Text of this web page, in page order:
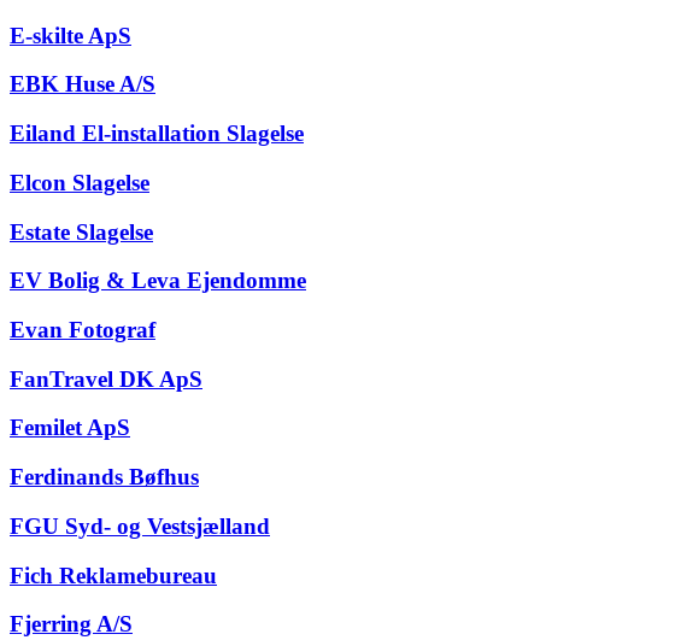
E-skilte ApS
EBK Huse A/S
Eiland El-installation Slagelse
Elcon Slagelse
Estate Slagelse
EV Bolig & Leva Ejendomme
Evan Fotograf
FanTravel DK ApS
Femilet ApS
Ferdinands Bøfhus
FGU Syd- og Vestsjælland
Fich Reklamebureau
Fjerring A/S